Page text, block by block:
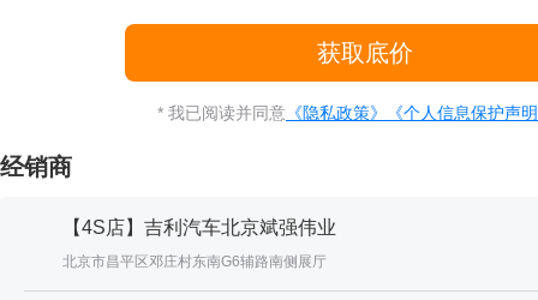
* 我已阅读并同意 《隐私政策》 《个人信息保护声
经销商
【4S店】吉利汽车北京斌强伟业
北京市昌平区邓庄村东南G6辅路南侧展厅